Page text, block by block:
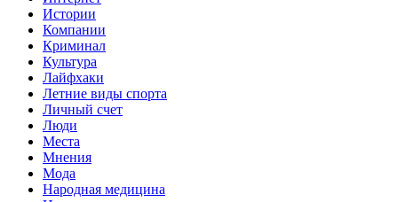
Истории
Компании
Криминал
Культура
Лайфхаки
Летние виды спорта
Личный счет
Люди
Места
Мнения
Мода
Народная медицина